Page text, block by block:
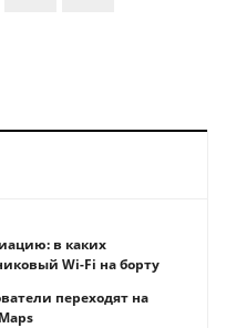
в каких
Wi-Fi на борту
переходят на